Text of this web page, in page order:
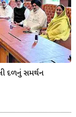
દળનું સમર્થન